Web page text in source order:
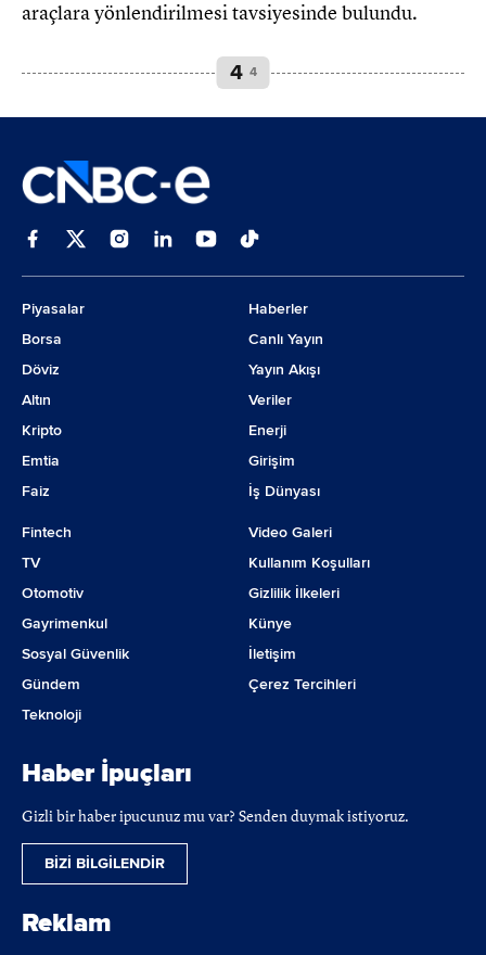
araçlara yönlendirilmesi tavsiyesinde bulundu.
4 4
Piyasalar
Borsa
Döviz
Altın
Kripto
Emtia
Faiz
Haberler
Canlı Yayın
Yayın Akışı
Veriler
Enerji
Girişim
İş Dünyası
Fintech
TV
Otomotiv
Gayrimenkul
Sosyal Güvenlik
Gündem
Teknoloji
Video Galeri
Kullanım Koşulları
Gizlilik İlkeleri
Künye
İletişim
Çerez Tercihleri
Haber İpuçları
Gizli bir haber ipucunuz mu var? Senden duymak istiyoruz.
BİZİ BİLGİLENDİR
Reklam